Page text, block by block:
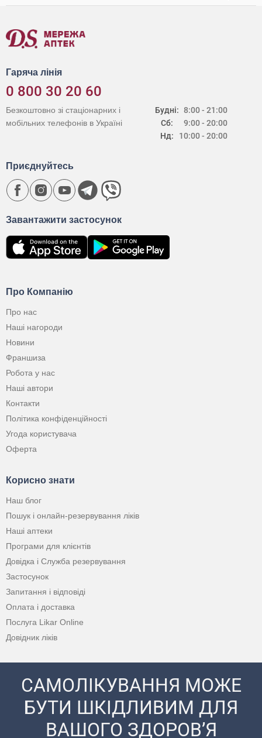
Гаряча лінія
0 800 30 20 60
Будні:
Сб:
Нд:
8:00 - 21:00
9:00 - 20:00
10:00 - 20:00
Безкоштовно зі стаціонарних і
мобільних телефонів в Україні
Про Компанію
Про нас
Наші нагороди
Новини
Франшиза
Робота у нас
Наші автори
Контакти
Політика конфіденційності
Угода користувача
Оферта
Корисно знати
Наш блог
Пошук і онлайн-резервування ліків
Наші аптеки
Програми для клієнтів
Довідка і Служба резервування
Застосунок
Запитання і відповіді
Оплата і доставка
Послуга Likar Online
Довідник ліків
Завантажити застосунок
Приєднуйтесь
САМОЛІКУВАННЯ МОЖЕ
БУТИ ШКІДЛИВИМ ДЛЯ
ВАШОГО ЗДОРОВ’Я